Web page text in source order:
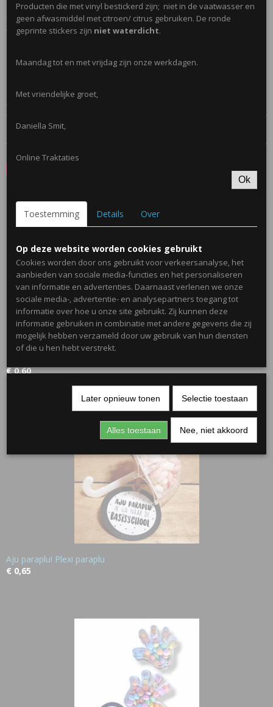
Leuke kleine snoeppotjes van plexiglas met zilverkleurige deksels.
Eventueel te bestellen met ronde geprinte sticker en thema naar
wens!
Ronde stickers worden geprint en zijn niet waterdicht. Snoeppotjes
Afmetingen: H= 5,5 cm +/- 60ml
Reacties
Ook interessant
€ 0,60
Aju paraplu! Plexi paraplu
€ 0,65
Producten die met vinyl bestickerd zijn; niet in de vaatwasser en
geen afwasmiddel met citroen/ citrus gebruiken. De ronde
geprinte stickers zijn niet waterdicht.
Maandag tot en met vrijdag zijn onze werkdagen.
Met vriendelijke groet,
Daniella Smit,
Online Traktaties
Ok
Toestemming Details Over
Op deze website worden cookies gebruikt
Cookies worden door ons gebruikt voor verkeersanalyse, het
aanbieden van sociale media-functies en het personaliseren
van informatie en advertenties. Daarnaast verlenen we onze
sociale media-, advertentie- en analysepartners toegang tot
informatie over hoe u onze site gebruikt. Zij kunnen deze
informatie gebruiken in combinatie met andere gegevens die zij
mogelijk hebben verzameld door uw gebruik van hun diensten
of die u hen hebt verstrekt.
Later opnieuw tonen Selectie toestaan
Alles toestaan Nee, niet akkoord